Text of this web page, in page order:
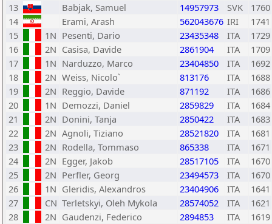
13
Babjak, Samuel 14957973 SVK
1760
14
Erami, Arash 562043676 IRI
1741
15
1N Pesenti, Dario 23435348 ITA
1729
16
2N Casisa, Davide 2861904 ITA
1709
17
1N Narduzzo, Marco 23404850 ITA
1692
18
2N Weiss, Nicolo` 813176 ITA
1688
19
2N Reggio, Davide 871192 ITA
1686
20
1N Demozzi, Daniel 2859829 ITA
1684
21
2N Donini, Tanja 2850422 ITA
1683
22
2N Agnoli, Tiziano 28521820 ITA
1681
23
2N Rodella, Tommaso 865338 ITA
1671
24
2N Egger, Jakob 28517105 ITA
1670
25
2N Perfler, Georg 23494573 ITA
1670
26
1N Gleridis, Alexandros 23404906 ITA
1641
27
CN Terletskyi, Oleh Mykola 28574052 ITA
1621
28
2N Gaudenzi, Federico 2894853 ITA
1619